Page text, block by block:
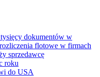
dokumentów w
flotowe w firmach
sprzedawcę
roku
do USA